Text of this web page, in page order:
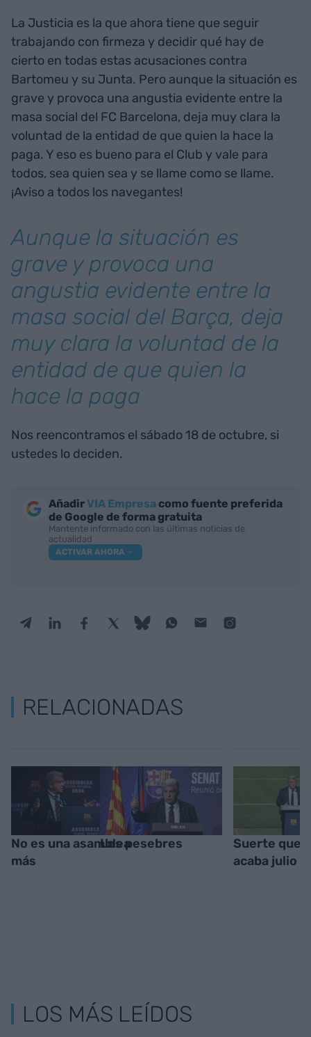
La Justicia es la que ahora tiene que seguir
trabajando con firmeza y decidir qué hay de
cierto en todas estas acusaciones contra
Bartomeu y su Junta. Pero aunque la situación es
grave y provoca una angustia evidente entre la
masa social del FC Barcelona, deja muy clara la
voluntad de la entidad de que quien la hace la
paga. Y eso es bueno para el Club y vale para
todos, sea quien sea y se llame como se llame.
¡Aviso a todos los navegantes!
Aunque la situación es
grave y provoca una
angustia evidente entre la
masa social del Barça, deja
muy clara la voluntad de la
entidad de que quien la
hace la paga
Nos reencontramos el sábado 18 de octubre, si
ustedes lo deciden.
AñadirVIA Empresa como fuente preferida
de Google de forma gratuita
Mantente informado con las últimas noticias de
actualidad
ACTIVAR AHORA
RELACIONADAS
No es una asamblea
más
Los pesebres
Suerte que
acaba julio
LOS MÁS LEÍDOS